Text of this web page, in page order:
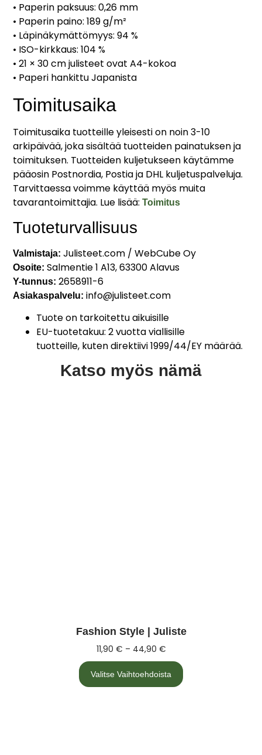
• Paperin paksuus: 0,26 mm
• Paperin paino: 189 g/m²
• Läpinäkymättömyys: 94 %
• ISO-kirkkaus: 104 %
• 21 × 30 cm julisteet ovat A4-kokoa
• Paperi hankittu Japanista
Toimitusaika
Toimitusaika tuotteille yleisesti on noin 3-10
arkipäivää, joka sisältää tuotteiden painatuksen ja
toimituksen. Tuotteiden kuljetukseen käytämme
pääosin Postnordia, Postia ja DHL kuljetuspalveluja.
Tarvittaessa voimme käyttää myös muita
tavarantoimittajia. Lue lisää:Toimitus
Tuoteturvallisuus
Valmistaja: Julisteet.com / WebCube Oy
Osoite: Salmentie 1 A13, 63300 Alavus
Y-tunnus: 2658911-6
Asiakaspalvelu: info@julisteet.com
Tuote on tarkoitettu aikuisille
EU-tuotetakuu: 2 vuotta viallisille
tuotteille, kuten direktiivi 1999/44/EY määrää.
Katso myös nämä
Fashion Style | Juliste
11,90 € – 44,90 €
Valitse Vaihtoehdoista